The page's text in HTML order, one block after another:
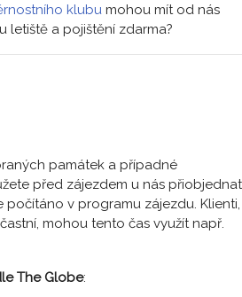
klubu mohou mít od nás
letiště a pojištění zdarma?
památek a případné
před zájezdem u nás
počítáno v programu zájezdu. Klienti,
mohou tento čas využít např.
The Globe: